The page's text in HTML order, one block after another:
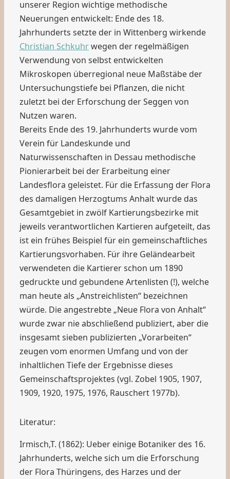
unserer Region wichtige methodische
Neuerungen entwickelt: Ende des 18.
Jahrhunderts setzte der in Wittenberg wirkende
Christian Schkuhrwegen der regelmäßigen
Verwendung von selbst entwickelten
Mikroskopen überregional neue Maßstäbe der
Untersuchungstiefe bei Pflanzen, die nicht
zuletzt bei der Erforschung der Seggen von
Nutzen waren.
Bereits Ende des 19. Jahrhunderts wurde vom
Verein für Landeskunde und
Naturwissenschaften in Dessau methodische
Pionierarbeit bei der Erarbeitung einer
Landesflora geleistet. Für die Erfassung der Flora
des damaligen Herzogtums Anhalt wurde das
Gesamtgebiet in zwölf Kartierungsbezirke mit
jeweils verantwortlichen Kartieren aufgeteilt, das
ist ein frühes Beispiel für ein gemeinschaftliches
Kartierungsvorhaben. Für ihre Geländearbeit
verwendeten die Kartierer schon um 1890
gedruckte und gebundene Artenlisten (!), welche
man heute als „Anstreichlisten“ bezeichnen
würde. Die angestrebte „Neue Flora von Anhalt“
wurde zwar nie abschließend publiziert, aber die
insgesamt sieben publizierten „Vorarbeiten“
zeugen vom enormen Umfang und von der
inhaltlichen Tiefe der Ergebnisse dieses
Gemeinschaftsprojektes (vgl. Zobel 1905, 1907,
1909, 1920, 1975, 1976, Rauschert 1977b).
Literatur:
Irmisch,T. (1862): Ueber einige Botaniker des 16.
Jahrhunderts, welche sich um die Erforschung
der Flora Thüringens, des Harzes und der